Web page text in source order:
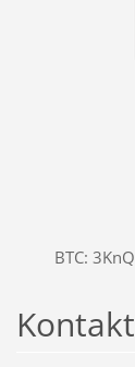
BTC:
Kontakt